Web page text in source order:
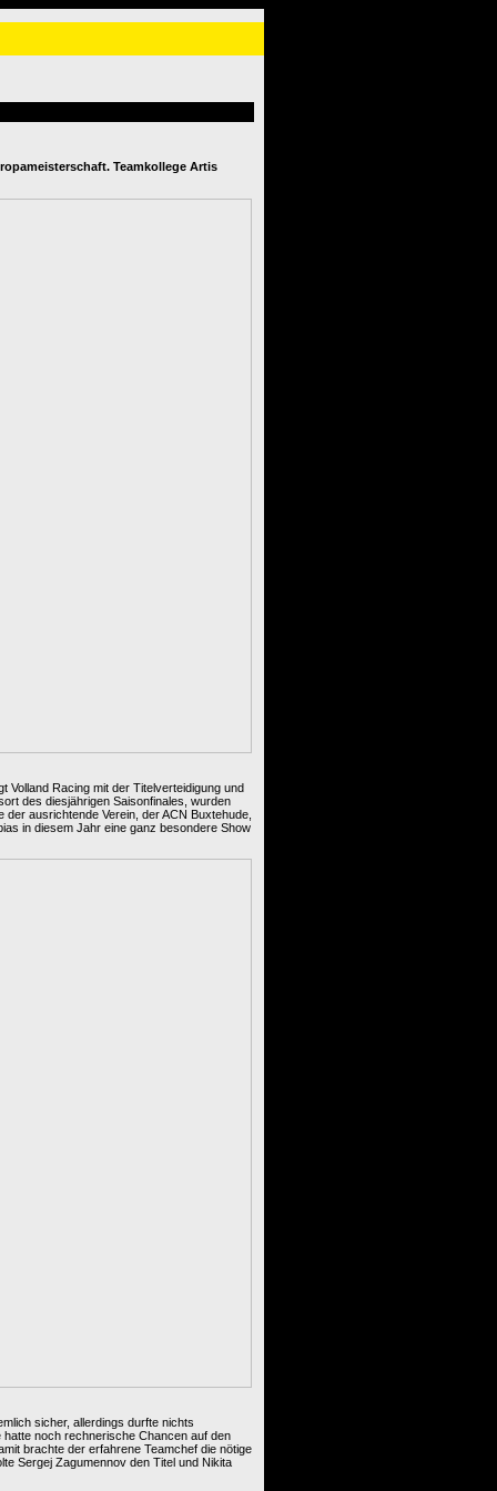
Teamkollege Artis
Volland Racing mit der Titelverteidigung und
des diesjährigen Saisonfinales, wurden
ausrichtende Verein, der ACN Buxtehude,
in diesem Jahr eine ganz besondere Show
sicher, allerdings durfte nichts
noch rechnerische Chancen auf den
brachte der erfahrene Teamchef die nötige
Sergej Zagumennov den Titel und Nikita